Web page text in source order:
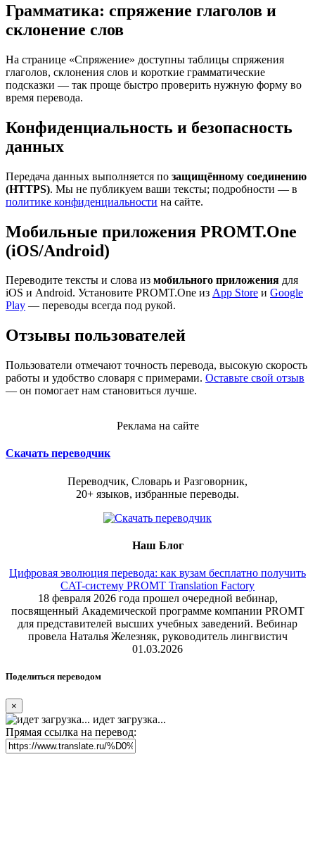
Грамматика: спряжение глаголов и
склонение слов
На странице «Спряжение» доступны таблицы спряжения
глаголов, склонения слов и короткие грамматические
подсказки — так проще быстро проверить нужную форму во
время перевода.
Конфиденциальность и безопасность
данных
Передача данных выполняется по защищённому соединению
(HTTPS). Мы не публикуем ваши тексты; подробности — в
политике конфиденциальности на сайте.
Мобильные приложения PROMT.One
(iOS/Android)
Переводите тексты и слова из мобильного приложения для
iOS и Android. Установите PROMT.One из App Store и Google
Play — переводы всегда под рукой.
Отзывы пользователей
Пользователи отмечают точность перевода, высокую скорость
работы и удобство словаря с примерами. Оставьте свой отзыв
— он помогает нам становиться лучше.
Реклама на сайте
Скачать переводчик
Переводчик, Словарь и Разговорник,
20+ языков, избранные переводы.
Наш Блог
Цифровая эволюция перевода: как вузам бесплатно получить
CAT-систему PROMT Translation Factory
18 февраля 2026 года прошел очередной вебинар,
посвященный Академической программе компании PROMT
для представителей высших учебных заведений. Вебинар
провела Наталья Железняк, руководитель лингвистич
01.03.2026
Поделиться переводом
×
идет загрузка...
Прямая ссылка на перевод: